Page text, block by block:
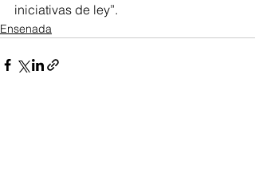
iniciativas de ley”.
Ensenada